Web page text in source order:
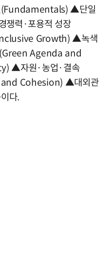
(Fundamentals) ▲단일
력·포용적 성장
Growth) ▲녹색
(Green Agenda and
▲자원·농업·결속
Cohesion) ▲대외관
다.